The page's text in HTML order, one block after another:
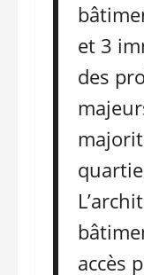
et 3
des
accès